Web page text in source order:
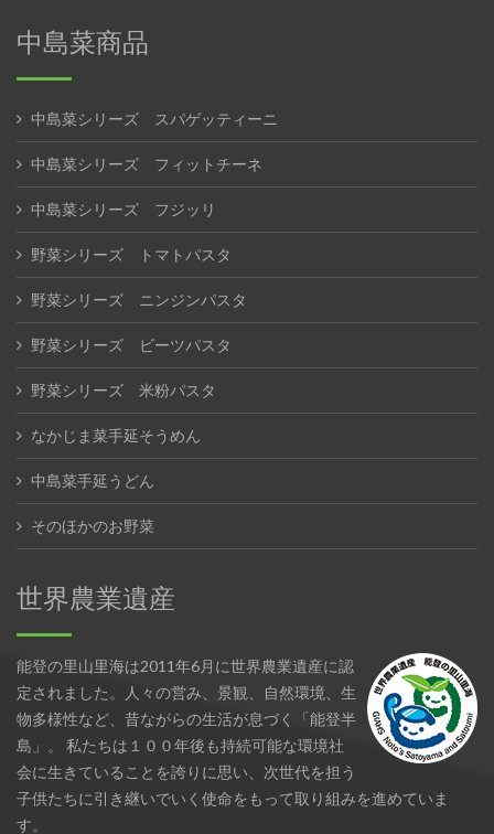
中島菜商品
中島菜シリーズ スパゲッティーニ
中島菜シリーズ フィットチーネ
中島菜シリーズ フジッリ
野菜シリーズ トマトパスタ
野菜シリーズ ニンジンパスタ
野菜シリーズ ビーツパスタ
野菜シリーズ 米粉パスタ
なかじま菜手延そうめん
中島菜手延うどん
そのほかのお野菜
世界農業遺産
能登の里山里海は2011年6月に世界農業遺産に認
定されました。人々の営み、景観、自然環境、生
物多様性など、昔ながらの生活が息づく「能登半
島」。 私たちは１００年後も持続可能な環境社
会に生きていることを誇りに思い、次世代を担う
子供たちに引き継いでいく使命をもって取り組みを進めていま
す。